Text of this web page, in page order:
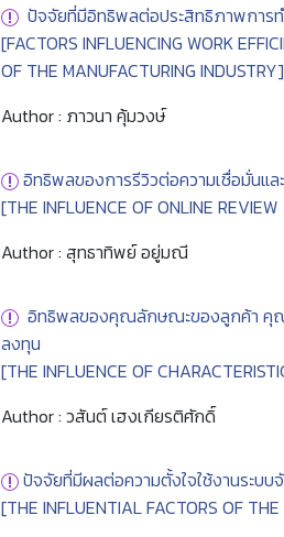
ปัจจัยที่มีอิทธิพลต่อประสิทธิภาพการ
[FACTORS INFLUENCING WORK
OF THE MANUFACTURING INDUSTRY]
Author : ภาวนา คุ้มวงษ์
อิทธิพลของการรีวิวต่อความเชื่อมั่นแ
[THE INFLUENCE OF ONLINE
Author : สุทธาทิพย์ อยู่มณี
อิทธิพลของคุณลักษณะของลูกค้า คุณ
ลงทุน
[THE INFLUENCE OF
Author : วสันต์ เฮงเกียรติศักดิ์
ปัจจัยที่มีผลต่อความตั้งใจใช้งานระบบ
[THE INFLUENTIAL FACTORS OF